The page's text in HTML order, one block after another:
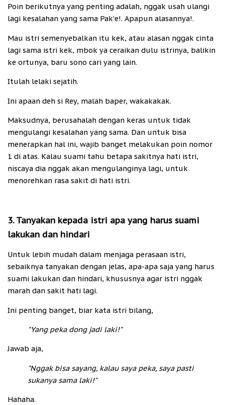
Poin berikutnya yang penting adalah, nggak usah ulangi
lagi kesalahan yang sama Pak'e!. Apapun alasannya!.
Mau istri semenyebalkan itu kek, atau alasan nggak cinta
lagi sama istri kek, mbok ya ceraikan dulu istrinya, balikin
ke ortunya, baru sono cari yang lain.
Itulah lelaki sejatih.
Ini apaan deh si Rey, malah baper, wakakakak.
Maksudnya, berusahalah dengan keras untuk tidak
mengulangi kesalahan yang sama. Dan untuk bisa
menerapkan hal ini, wajib banget melakukan poin nomor
1 di atas. Kalau suami tahu betapa sakitnya hati istri,
niscaya dia nggak akan mengulanginya lagi, untuk
menorehkan rasa sakit di hati istri.
3. Tanyakan kepada istri apa yang harus suami
lakukan dan hindari
Untuk lebih mudah dalam menjaga perasaan istri,
sebaiknya tanyakan dengan jelas, apa-apa saja yang harus
suami lakukan dan hindari, khususnya agar istri nggak
marah dan sakit hati lagi.
Ini penting banget, biar kata istri bilang,
"Yang peka dong jadi laki!"
Jawab aja,
"Nggak bisa sayang, kalau saya peka, saya pasti
sukanya sama laki!"
Hahaha.